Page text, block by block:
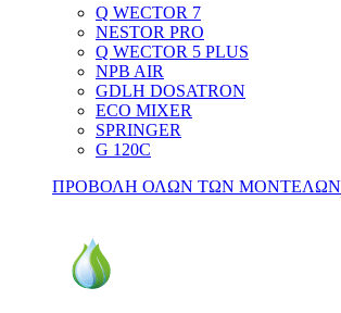
Q WECTOR 7
NESTOR PRO
Q WECTOR 5 PLUS
NPB AIR
GDLH DOSATRON
ECO MIXER
SPRINGER
G 120C
ΠΡΟΒΟΛΗ ΟΛΩΝ ΤΩΝ ΜΟΝΤΕΛΩΝ